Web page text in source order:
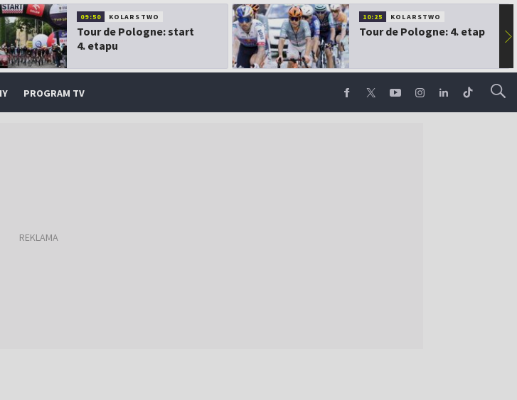
09:50 KOLARSTWO
Tour de Pologne: start
4. etapu
10:25 KOLARSTWO
Tour de Pologne: 4. etap ▶
PROGRAM TV